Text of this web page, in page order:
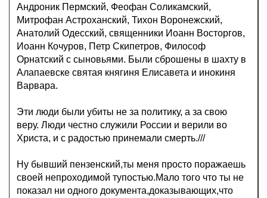
Андроник Пермский, Феофан Соликамский,
Митрофан Астроханский, Тихон Воронежский,
Анатолий Одесский, священники Иоанн Восторгов,
Иоанн Кочуров, Петр Скипетров, Философ
Орнатский с сыновьями. Были сброшены в шахту в
Алапаевске святая княгиня Елисавета и инокиня
Варвара.
Эти люди были убиты не за политику, а за свою
веру. Люди честно служили России и верили во
Христа, и с радостью принемали смерть.///
Ну бывший пензенский,ты меня просто поражаешь
своей непроходимой тупостью.Мало того что ты не
показал ни одного документа,доказывающих,что